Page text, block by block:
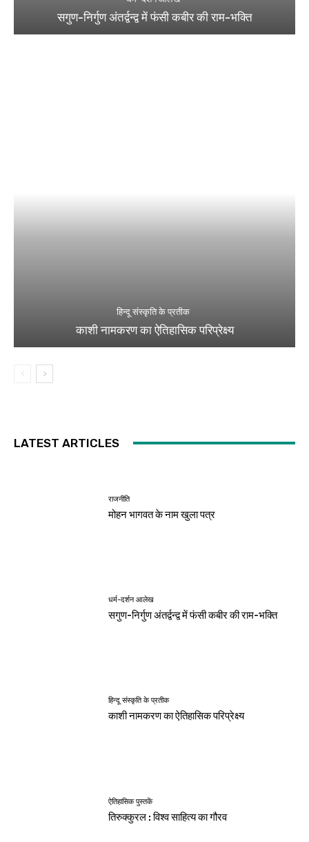
सगुण-निर्गुण अंतर्द्वन्द्व में फंसी कबीर की राम-भक्ति
हिन्दू संस्कृति के प्रतीक
काशी नामकरण का ऐतिहासिक परिप्रेक्ष्य
LATEST ARTICLES
राजनीति
मोहन भागवत के नाम खुला पत्र
धर्म-दर्शन आलेख
सगुण-निर्गुण अंतर्द्वन्द्व में फंसी कबीर की राम-भक्ति
हिन्दू संस्कृति के प्रतीक
काशी नामकरण का ऐतिहासिक परिप्रेक्ष्य
ऐतिहासिक पुस्तकें
तिरुक्कुरल : विश्व साहित्य का गौरव